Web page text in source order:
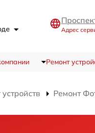
Адрес
Ремонт
Ремонт